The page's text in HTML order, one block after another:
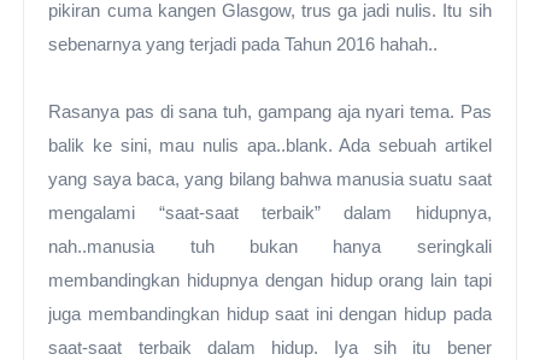
pikiran cuma kangen Glasgow, trus ga jadi nulis. Itu sih
sebenarnya yang terjadi pada Tahun 2016 hahah..
Rasanya pas di sana tuh, gampang aja nyari tema. Pas
balik ke sini, mau nulis apa..blank. Ada sebuah artikel
yang saya baca, yang bilang bahwa manusia suatu saat
mengalami “saat-saat terbaik” dalam hidupnya,
nah..manusia tuh bukan hanya seringkali
membandingkan hidupnya dengan hidup orang laintapi
juga membandingkan hidup saat ini dengan hidup pada
saat-saat terbaik dalam hidup. Iya sih itu bener